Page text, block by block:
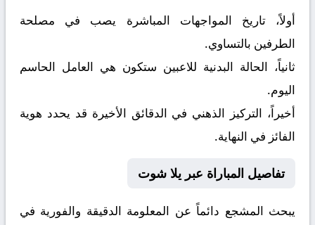
أولاً، تاريخ المواجهات المباشرة يصب في مصلحة
الطرفين بالتساوي.
ثانياً، الحالة البدنية للاعبين ستكون هي العامل الحاسم
اليوم.
أخيراً، التركيز الذهني في الدقائق الأخيرة قد يحدد هوية
الفائز في النهاية.
تفاصيل المباراة عبر يلا شوت
يبحث المشجع دائماً عن المعلومة الدقيقة والفورية في